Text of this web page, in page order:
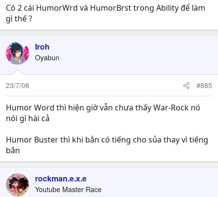
Có 2 cái HumorWrd và HumorBrst trong Ability để làm
gì thế ?
Iroh
Oyabun
23/7/08 #885
Humor Word thì hiện giờ vẫn chưa thấy War-Rock nó
nói gì hài cả
Humor Buster thì khi bắn có tiếng cho sủa thay vì tiếng
bắn
rockman.e.x.e
Youtube Master Race